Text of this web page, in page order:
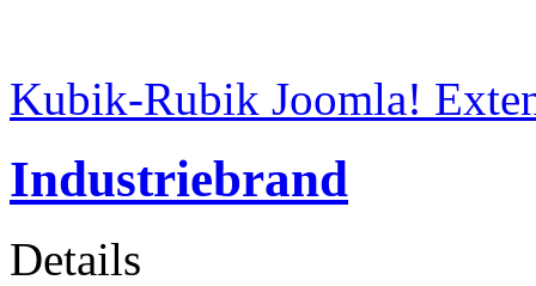
Kubik-Rubik Joomla!
Industriebrand
Details